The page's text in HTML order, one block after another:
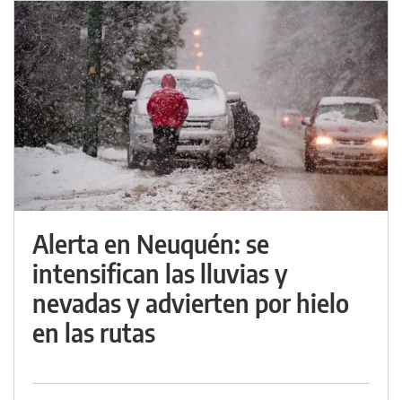
Alerta en Neuquén: se
intensifican las lluvias y
nevadas y advierten por hielo
en las rutas